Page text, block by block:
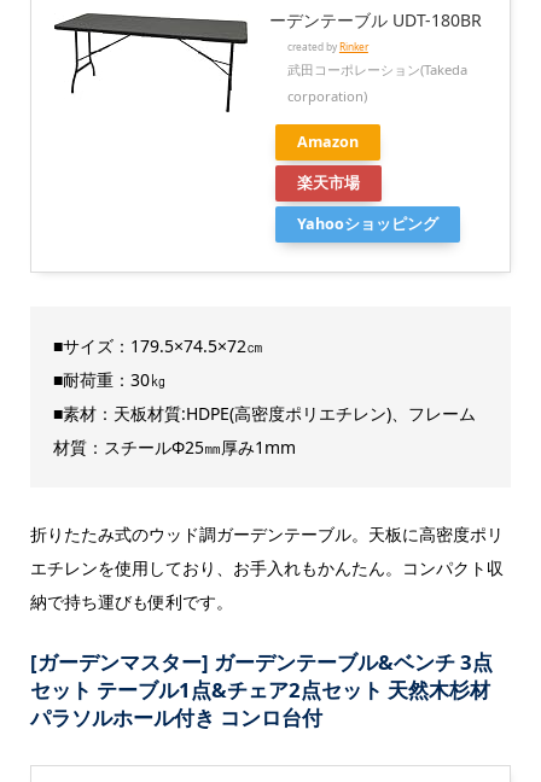
ーデンテーブル UDT-180BR
created by Rinker
武田コーポレーション(Takeda
corporation)
Amazon
楽天市場
Yahooショッピング
■サイズ：179.5×74.5×72㎝
■耐荷重：30㎏
■素材：天板材質:HDPE(高密度ポリエチレン)、フレーム
材質：スチールΦ25㎜厚み1mm
折りたたみ式のウッド調ガーデンテーブル。天板に高密度ポリ
エチレンを使用しており、お手入れもかんたん。コンパクト収
納で持ち運びも便利です。
[ガーデンマスター] ガーデンテーブル&ベンチ 3点
セット テーブル1点&チェア2点セット 天然木杉材
パラソルホール付き コンロ台付